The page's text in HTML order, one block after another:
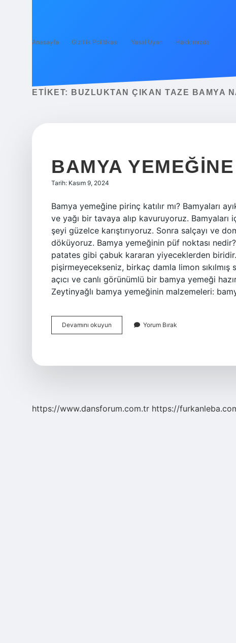
Anasayfa Gizlilik Politikası Yasal Uyarı Hakkımızda
ETIKET: BUZLUKTAN ÇIKAN TAZE BAMYA
BAMYA
Tarih: Kasım 9, 2024
Bamya yemeğine pirinç katılır mı? Bamyaları
ve yağı bir tavaya alıp kavuruyoruz.
şeyi güzelce karıştırıyoruz. Sonra salçayı ve
döküyoruz. Bamya yemeğinin püf noktası
patates gibi çabuk kararan yiyeceklerden
pişirmeyecekseniz, birkaç damla limon
açıcı ve canlı görünümlü bir bamya yemeği
Zeytinyağlı bamya yemeğinin malzemeleri:
Devamını okuyun
Yemeğine
Yorum Bırak
https://www.dansforum.com.tr https://